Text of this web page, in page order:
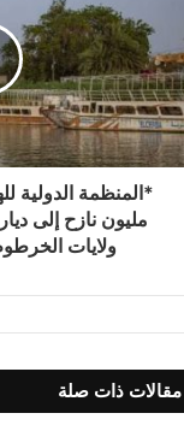
مليون نازح إلى
ولايات
مقالات ذات صلة